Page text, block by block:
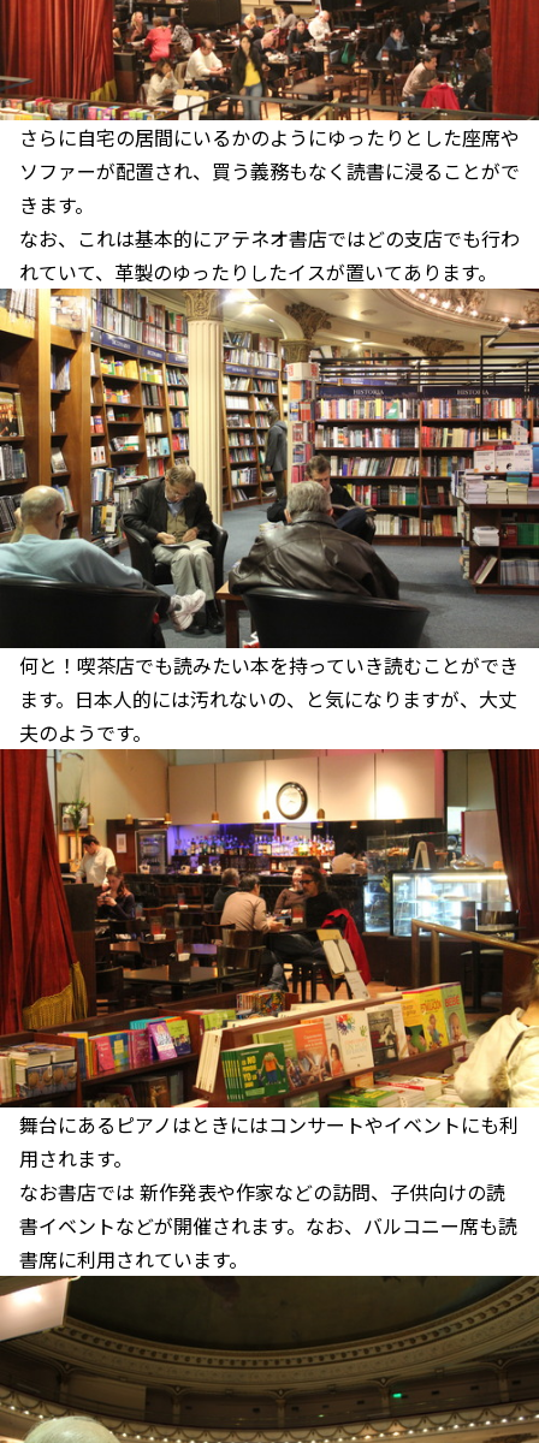
さらに自宅の居間にいるかのようにゆったりとした座席や
ソファーが配置され、買う義務もなく読書に浸ることがで
きます。
なお、これは基本的にアテネオ書店ではどの支店でも行わ
れていて、革製のゆったりしたイスが置いてあります。
何と！喫茶店でも読みたい本を持っていき読むことができ
ます。日本人的には汚れないの、と気になりますが、大丈
夫のようです。
舞台にあるピアノはときにはコンサートやイベントにも利
用されます。
なお書店では 新作発表や作家などの訪問、子供向けの読
書イベントなどが開催されます。なお、バルコニー席も読
書席に利用されています。